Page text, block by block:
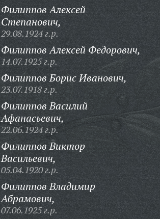
Филиппов Алексей
Степанович,
29.08.1924 г.р.
Филиппов Алексей Федорович,
14.07.1925 г.р.
Филиппов Борис Иванович,
23.07.1918 г.р.
Филиппов Василий
Афанасьевич,
22.06.1924 г.р.
Филиппов Виктор
Васильевич,
05.04.1920 г.р.
Филиппов Владимир
Абрамович,
07.06.1925 г.р.